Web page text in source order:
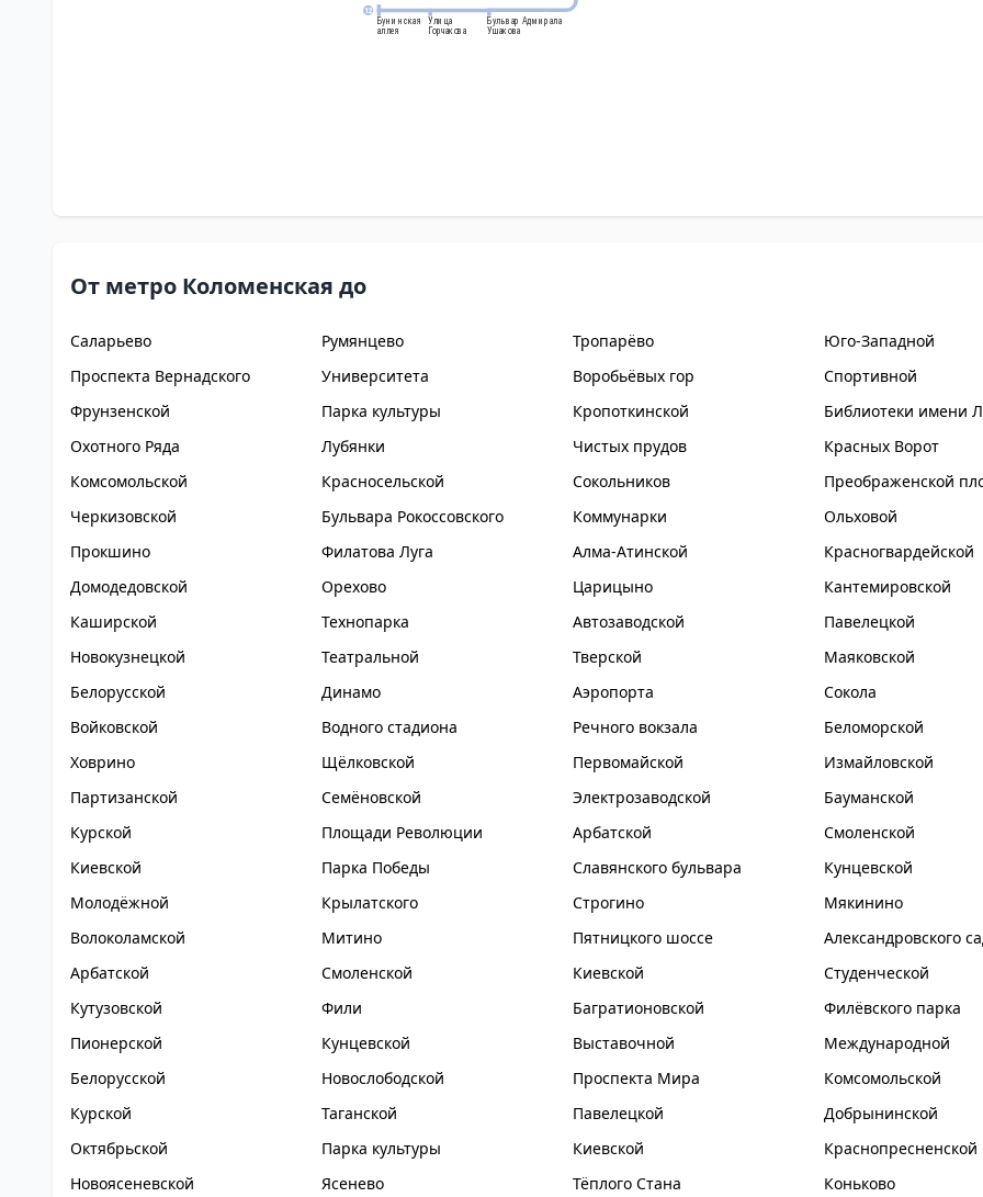
12
Бульвар Адмирала
Ушакова
Улица
Горчакова
Бунинская
аллея
От метро Коломенская до
Саларьево Румянцево Тропарёво
Юго-Западной
Проспекта Вернадского
Университета Воробьёвых гор
Спортивной
Фрунзенской
Парка культуры Кропоткинской
Библиотеки имени
Охотного Ряда
Лубянки Чистых прудов
Красных Ворот
Комсомольской
Красносельской Сокольников
Преображенской
Черкизовской
Бульвара Рокоссовского Коммунарки
Ольховой
Прокшино
Филатова Луга Алма-Атинской
Красногвардейской
Домодедовской
Орехово Царицыно
Кантемировской
Каширской
Технопарка Автозаводской
Павелецкой
Новокузнецкой
Театральной Тверской
Маяковской
Белорусской
Динамо Аэропорта
Сокола
Войковской
Водного стадиона Речного вокзала
Беломорской
Ховрино
Щёлковской Первомайской
Измайловской
Партизанской
Семёновской Электрозаводской
Бауманской
Курской
Площади Революции Арбатской
Смоленской
Киевской
Парка Победы Славянского бульвара
Кунцевской
Молодёжной
Крылатского Строгино
Мякинино
Волоколамской
Митино Пятницкого шоссе
Александровского
Арбатской
Смоленской Киевской
Студенческой
Кутузовской
Фили Багратионовской
Филёвского парка
Пионерской
Кунцевской Выставочной
Международной
Белорусской
Новослободской Проспекта Мира
Комсомольской
Курской
Таганской Павелецкой
Добрынинской
Октябрьской
Парка культуры Киевской
Краснопресненской
Новоясеневской
Ясенево Тёплого Стана
Коньково